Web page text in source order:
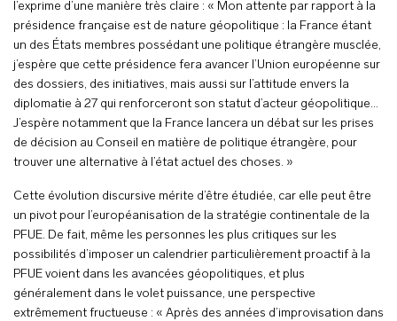
l’exprime d’une manière très claire : « Mon attente par rapport à la
présidence française est de nature géopolitique : la France étant
un des États membres possédant une politique étrangère musclée,
j’espère que cette présidence fera avancer l’Union européenne sur
des dossiers, des initiatives, mais aussi sur l’attitude envers la
diplomatie à 27 qui renforceront son statut d’acteur géopolitique…
J’espère notamment que la France lancera un débat sur les prises
de décision au Conseil en matière de politique étrangère, pour
trouver une alternative à l’état actuel des choses. »
Cette évolution discursive mérite d’être étudiée, car elle peut être
un pivot pour l’européanisation de la stratégie continentale de la
PFUE. De fait, même les personnes les plus critiques sur les
possibilités d’imposer un calendrier particulièrement proactif à la
PFUE voient dans les avancées géopolitiques, et plus
généralement dans le volet puissance, une perspective
extrêmement fructueuse : « Après des années d’improvisation dans